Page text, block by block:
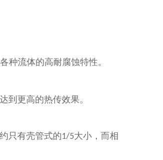
种流体的高耐腐蚀特性。
到更高的热传效果。
只有壳管式的1/5大小，而相